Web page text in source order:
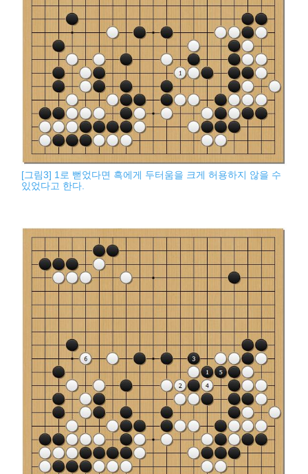
[그림3] 1로 뻗었다면 흑에게 두터움을 크게 허용하지 않을 수
있었다고 한다.